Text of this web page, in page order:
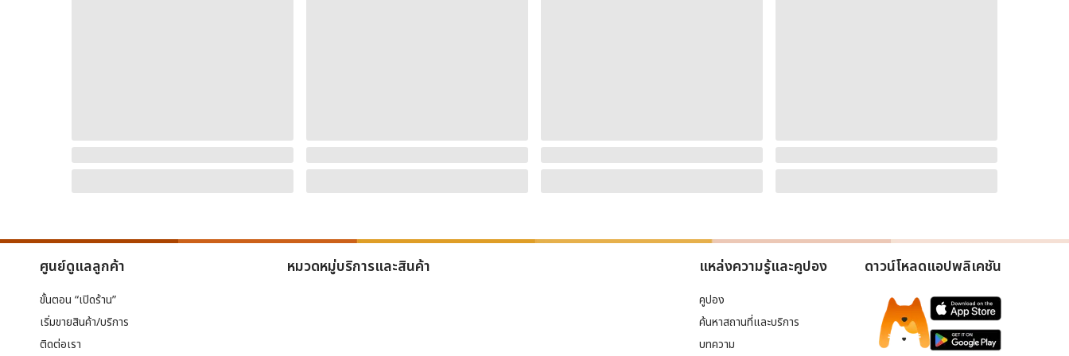
ศูนย์ดูแลลูกค้า
ขั้นตอน “เปิดร้าน”
เริ่มขายสินค้า/บริการ
ติดต่อเรา
หมวดหมู่บริการและสินค้า แหล่งความรู้และคูปอง
คูปอง
ค้นหาสถานที่และบริการ
บทความ
ดาวน์โหลดแอปพลิเคชัน